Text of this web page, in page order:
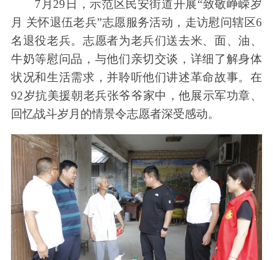
7月29日，示范区民安街道开展“致敬峥嵘岁
月 关怀退伍老兵”志愿服务活动，走访慰问辖区6
名退役老兵。志愿者为老兵们送去米、面、油、
牛奶等慰问品，与他们亲切交谈，详细了解身体
状况和生活需求，并聆听他们讲述革命故事。在
92岁抗美援朝老兵张爷爷家中，他展示军功章、
回忆战斗岁月的情景令志愿者深受感动。